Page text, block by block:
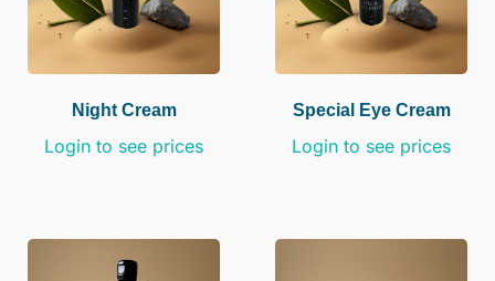
Night Cream
Login to see prices
Special Eye Cream
Login to see prices